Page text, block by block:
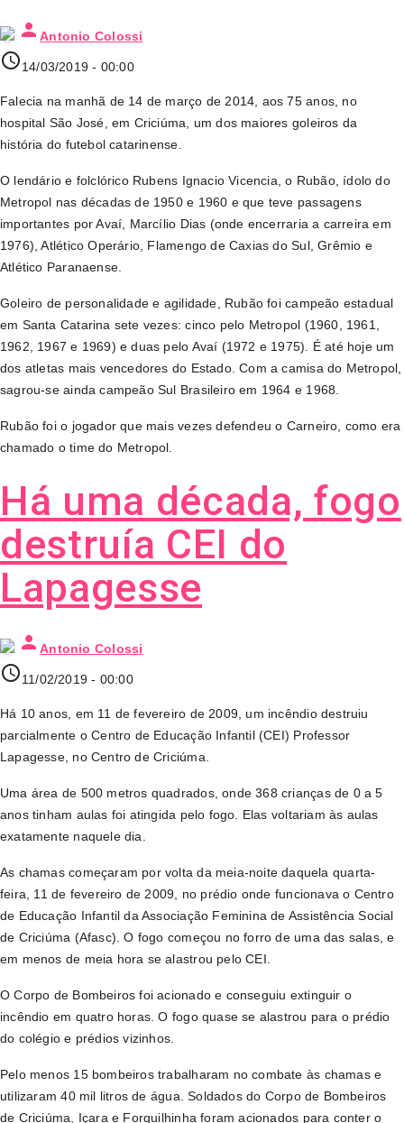
person Antonio Colossi
access_time14/03/2019 - 00:00
Falecia na manhã de 14 de março de 2014, aos 75 anos, no
hospital São José, em Criciúma, um dos maiores goleiros da
história do futebol catarinense.
O lendário e folclórico Rubens Ignacio Vicencia, o Rubão, ídolo do
Metropol nas décadas de 1950 e 1960 e que teve passagens
importantes por Avaí, Marcílio Dias (onde encerraria a carreira em
1976), Atlético Operário, Flamengo de Caxias do Sul, Grêmio e
Atlético Paranaense.
Goleiro de personalidade e agilidade, Rubão foi campeão estadual
em Santa Catarina sete vezes: cinco pelo Metropol (1960, 1961,
1962, 1967 e 1969) e duas pelo Avaí (1972 e 1975). É até hoje um
dos atletas mais vencedores do Estado. Com a camisa do Metropol,
sagrou-se ainda campeão Sul Brasileiro em 1964 e 1968.
Rubão foi o jogador que mais vezes defendeu o Carneiro, como era
chamado o time do Metropol.
Há uma década, fogo
destruía CEI do
Lapagesse
person Antonio Colossi
access_time11/02/2019 - 00:00
Há 10 anos, em 11 de fevereiro de 2009, um incêndio destruiu
parcialmente o Centro de Educação Infantil (CEI) Professor
Lapagesse, no Centro de Criciúma.
Uma área de 500 metros quadrados, onde 368 crianças de 0 a 5
anos tinham aulas foi atingida pelo fogo. Elas voltariam às aulas
exatamente naquele dia.
As chamas começaram por volta da meia-noite daquela quarta-
feira, 11 de fevereiro de 2009, no prédio onde funcionava o Centro
de Educação Infantil da Associação Feminina de Assistência Social
de Criciúma (Afasc). O fogo começou no forro de uma das salas, e
em menos de meia hora se alastrou pelo CEI.
O Corpo de Bombeiros foi acionado e conseguiu extinguir o
incêndio em quatro horas. O fogo quase se alastrou para o prédio
do colégio e prédios vizinhos.
Pelo menos 15 bombeiros trabalharam no combate às chamas e
utilizaram 40 mil litros de água. Soldados do Corpo de Bombeiros
de Criciúma, Içara e Forquilhinha foram acionados para conter o